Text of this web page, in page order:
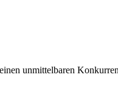
unmittelbaren